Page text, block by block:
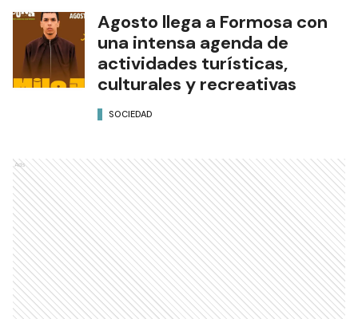
Agosto llega a Formosa con
una intensa agenda de
actividades turísticas,
culturales y recreativas
SOCIEDAD
Ads